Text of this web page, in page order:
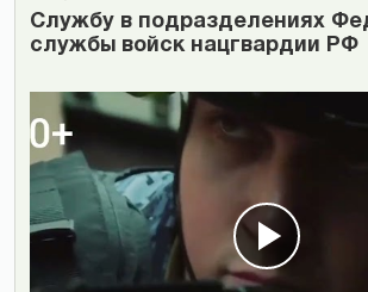
Cлужбу в подразделениях
службы войск нацгвардии РФ